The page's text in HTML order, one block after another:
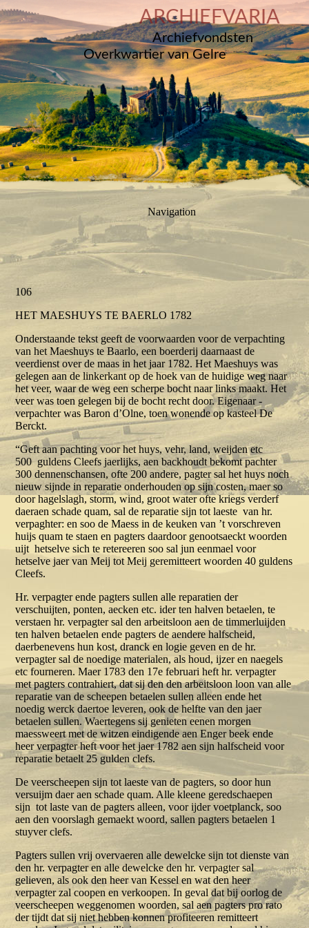
ARCHIEFVARIA
Archiefvondsten
Overkwartier van Gelre
Navigation
106
HET MAESHUYS TE BAERLO 1782
Onderstaande tekst geeft de voorwaarden voor de verpachting
van het Maeshuys te Baarlo, een boerderij daarnaast de
veerdienst over de maas in het jaar 1782. Het Maeshuys was
gelegen aan de linkerkant op de hoek van de huidige weg naar
het veer, waar de weg een scherpe bocht naar links maakt. Het
veer was toen gelegen bij de bocht recht door. Eigenaar -
verpachter was Baron d’Olne, toen wonende op kasteel De
Berckt.
“Geft aan pachting voor het huys, vehr, land, weijden etc
500 guldens Cleefs jaerlijks, aen backhoudt bekomt pachter
300 dennenschansen, ofte 200 andere, pagter sal het huys noch
nieuw sijnde in reparatie onderhouden op sijn costen, maer so
door hagelslagh, storm, wind, groot water ofte kriegs verderf
daeraen schade quam, sal de reparatie sijn tot laeste van hr.
verpaghter: en soo de Maess in de keuken van ’t vorschreven
huijs quam te staen en pagters daardoor genootsaeckt woorden
uijt hetselve sich te retereeren soo sal jun eenmael voor
hetselve jaer van Meij tot Meij geremitteert woorden 40 guldens
Cleefs.
Hr. verpagter ende pagters sullen alle reparatien der
verschuijten, ponten, aecken etc. ider ten halven betaelen, te
verstaen hr. verpagter sal den arbeitsloon aen de timmerluijden
ten halven betaelen ende pagters de aendere halfscheid,
daerbenevens hun kost, dranck en logie geven en de hr.
verpagter sal de noedige materialen, als houd, ijzer en naegels
etc fourneren. Maer 1783 den 17e februari heft hr. verpagter
met pagters contrahiert, dat sij den den arbeitsloon loon van alle
reparatie van de scheepen betaelen sullen alleen ende het
noedig werck daertoe leveren, ook de helfte van den jaer
betaelen sullen. Waertegens sij genieten eenen morgen
maessweert met de witzen eindigende aen Enger beek ende
heer verpagter heft voor het jaer 1782 aen sijn halfscheid voor
reparatie betaelt 25 gulden clefs.
De veerscheepen sijn tot laeste van de pagters, so door hun
versuijm daer aen schade quam. Alle kleene geredschaepen
sijn tot laste van de pagters alleen, voor ijder voetplanck, soo
aen den voorslagh gemaekt woord, sallen pagters betaelen 1
stuyver clefs.
Pagters sullen vrij overvaeren alle dewelcke sijn tot dienste van
den hr. verpagter en alle dewelcke den hr. verpagter sal
gelieven, als ook den heer van Kessel en wat den heer
verpagter zal coopen en verkoopen. In geval dat bij oorlog de
veerscheepen weggenomen woorden, sal aen pagters pro rato
der tijdt dat sij niet hebben konnen profiteeren remitteert